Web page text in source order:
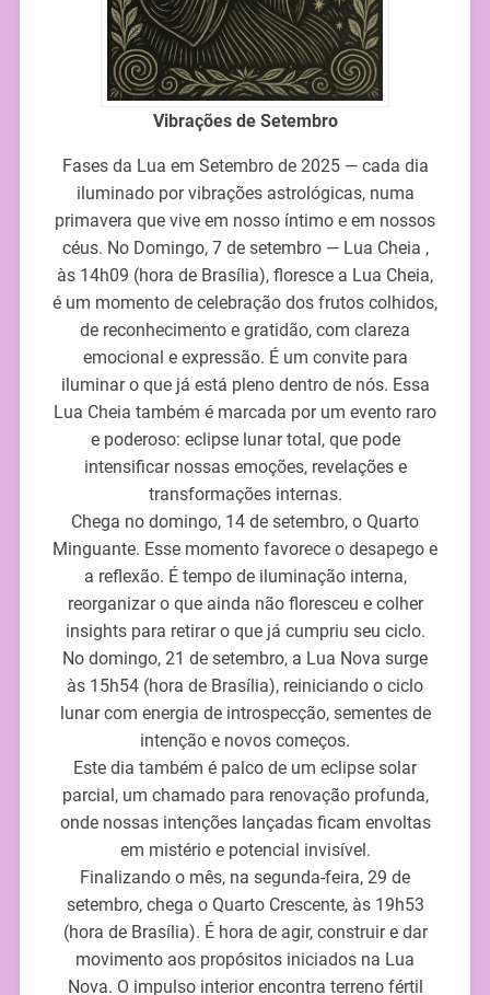
Vibrações de Setembro
Fases da Lua em Setembro de 2025 — cada dia
iluminado por vibrações astrológicas, numa
primavera que vive em nosso íntimo e em nossos
céus. No Domingo, 7 de setembro — Lua Cheia ,
às 14h09 (hora de Brasília), floresce a Lua Cheia,
é um momento de celebração dos frutos colhidos,
de reconhecimento e gratidão, com clareza
emocional e expressão. É um convite para
iluminar o que já está pleno dentro de nós. Essa
Lua Cheia também é marcada por um evento raro
e poderoso: eclipse lunar total, que pode
intensificar nossas emoções, revelações e
transformações internas.
Chega no domingo, 14 de setembro, o Quarto
Minguante. Esse momento favorece o desapego e
a reflexão. É tempo de iluminação interna,
reorganizar o que ainda não floresceu e colher
insights para retirar o que já cumpriu seu ciclo.
No domingo, 21 de setembro, a Lua Nova surge
às 15h54 (hora de Brasília), reiniciando o ciclo
lunar com energia de introspecção, sementes de
intenção e novos começos.
Este dia também é palco de um eclipse solar
parcial, um chamado para renovação profunda,
onde nossas intenções lançadas ficam envoltas
em mistério e potencial invisível.
Finalizando o mês, na segunda-feira, 29 de
setembro, chega o Quarto Crescente, às 19h53
(hora de Brasília). É hora de agir, construir e dar
movimento aos propósitos iniciados na Lua
Nova. O impulso interior encontra terreno fértil